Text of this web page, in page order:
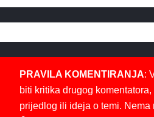
PRAVILA KOMENTIRANJA:
biti kritika drugog
prijedlog ili ideja o temi. Nema